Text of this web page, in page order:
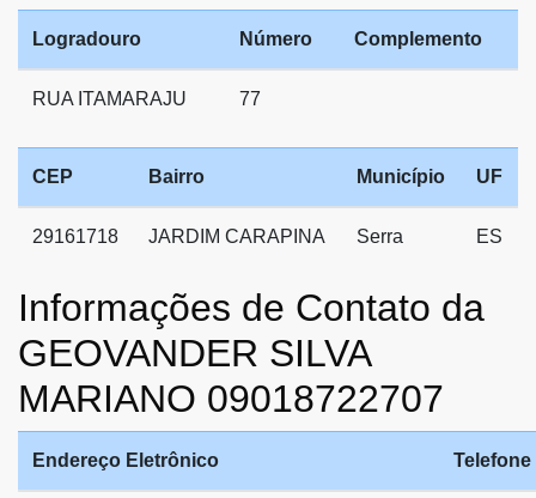
Logradouro Número Complemento
RUA ITAMARAJU 77
CEP Bairro Município UF
29161718 JARDIM CARAPINA Serra ES
Informações de Contato da
GEOVANDER SILVA
MARIANO 09018722707
Endereço Eletrônico Telefone